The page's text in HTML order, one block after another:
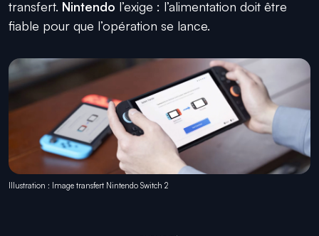
transfert. Nintendo l’exige : l’alimentation doit être
fiable pour que l’opération se lance.
Illustration : Image transfert Nintendo Switch 2